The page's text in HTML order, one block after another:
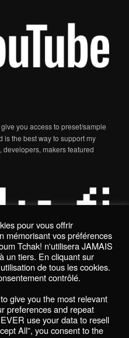
you access to preset/sample
is the best way to support my
developers, makers featured
Policy
pour vous offrir
mémorisant vos préférences
Tchak! n'utilisera JAMAIS
un tiers. En cliquant sur
de tous les cookies.
contrôlé.
give you the most relevant
preferences and repeat
use your data to resell
All”, you consent to the